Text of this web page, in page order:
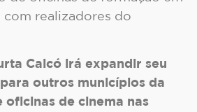
com realizadores do
Caicó irá expandir seu
outros municípios da
de cinema nas